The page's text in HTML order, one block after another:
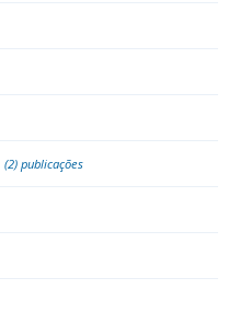
(2) publicações